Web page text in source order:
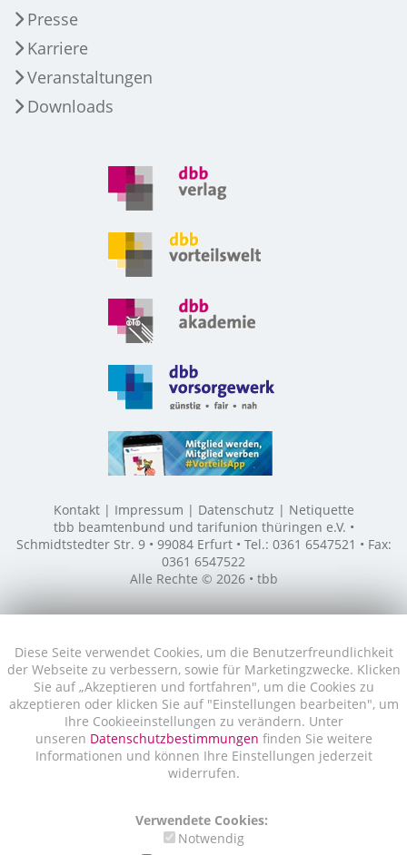
Diese Seite verwendet Cookies, um die Benutzerfreundlichkeit
der Webseite zu verbessern, sowie für Marketingzwecke. Klicken
Sie auf „Akzeptieren und fortfahren", um die Cookies zu
akzeptieren oder klicken Sie auf "Einstellungen bearbeiten", um
Ihre Cookieeinstellungen zu verändern. Unter
unseren Datenschutzbestimmungen finden Sie weitere
Informationen und können Ihre Einstellungen jederzeit
widerrufen.
Verwendete Cookies:
Notwendig
Presse
Karriere
Veranstaltungen
Downloads
Kontakt Impressum Datenschutz
Netiquette
tbb beamtenbund und tarifunion thüringen e.V. •
Schmidtstedter Str. 9 • 99084 Erfurt • Tel.: 0361 6547521 • Fax:
0361 6547522
Alle Rechte © 2026 • tbb